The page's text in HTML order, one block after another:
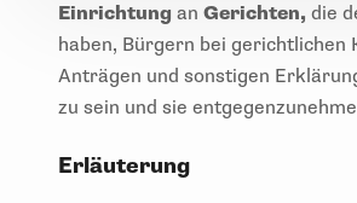
Einrichtung an Gerichten, die
haben, Bürgern bei gerichtlichen
Anträgen und sonstigen
zu sein und sie
Erläuterung